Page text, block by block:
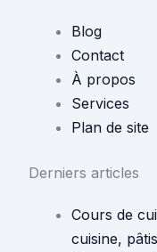
Blog
Contact
À propos
Services
Plan de site
Derniers articles
Cours de
cuisine,